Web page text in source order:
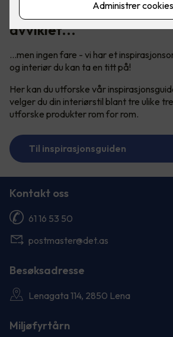
Vårt digitale showroom
avviklet...
...men ingen fare - vi har et
og interiør du kan ta en titt på!
Her kan du utforske vår
velger du din interiørstil blant tre ulike
utforske produkter rom for rom.
Til inspirasjonsguiden
Kontakt oss
61 16 53 50
postmaster@det.as
Besøksadresse
Lenagata 114, 2850 Lena
Miljøfyrtårn